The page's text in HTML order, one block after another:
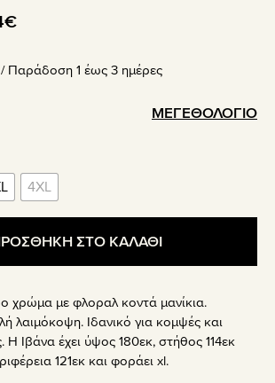
€Η
τιμή
Παράδoση 1 έως 3 ημέρες
ΜΕΓΕΘΟΛΟΓΙΟ
4XL
ΣΤΟ ΚΑΛΑΘΙ
χρώμα με φλοραλ κοντά μανίκια.
λαιμόκοψη. Ιδανικό για κομψές και
Η Ιβάνα έχει ύψος 180εκ, στήθος 114εκ
121εκ και φοράει xl.